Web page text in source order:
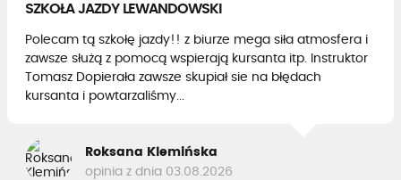
SZKOŁA JAZDY LEWANDOWSKI
Polecam tą szkołę jazdy!! z biurze mega siła atmosfera i
zawsze służą z pomocą wspierają kursanta itp. Instruktor
Tomasz Dopierała zawsze skupiał sie na błędach
kursanta i powtarzaliśmy...
Roksana Klemińska
opinia z dnia 03.08.2026